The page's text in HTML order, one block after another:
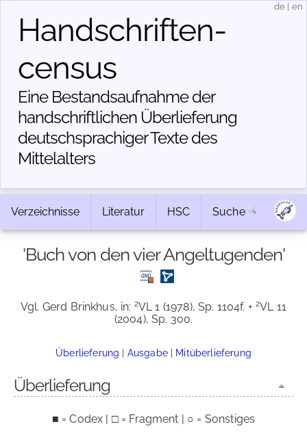
Handschriften­
census
Eine Bestandsaufnahme der
handschriftlichen Über­lieferung
deutschsprachiger Texte des
Mittelalters
de en
Verzeichnisse Literatur HSC Suche
'Buch von den vier Angeltugenden'
Vgl. Gerd Brinkhus, in: 2VL 1 (1978), Sp. 1104f. +2VL 11
(2004), Sp. 300.
Überlieferung | Ausgabe| Mitüberlieferung
Überlieferung
■ = Codex | □ = Fragment | ○ = Sonstiges